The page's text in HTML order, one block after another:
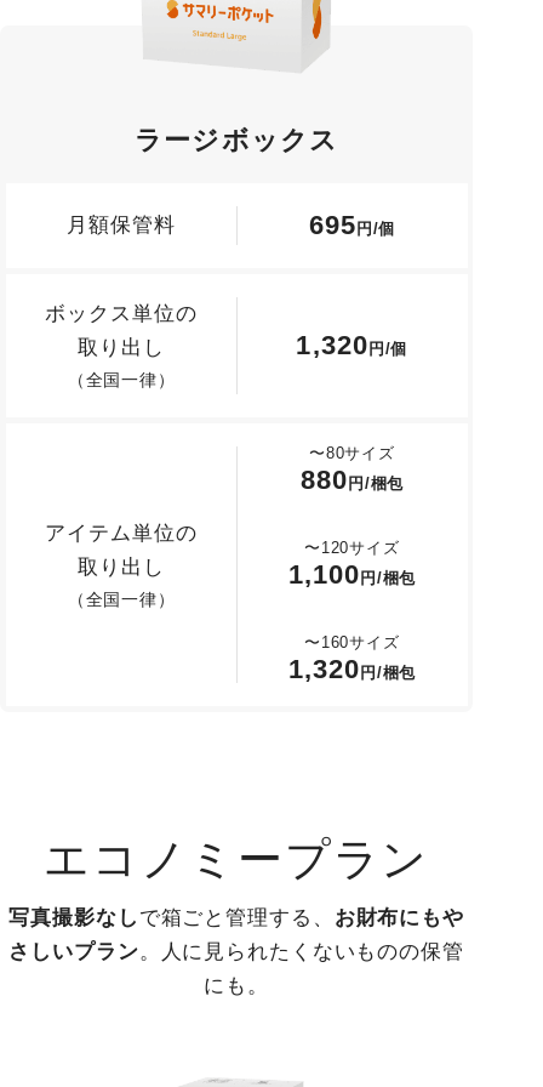
ラージボックス
月額保管料 695 円/個
ボックス単位の
取り出し
（全国一律）
1,320 円/個
アイテム単位の
取り出し
（全国一律）
〜80サイズ
880 円/梱包
〜120サイズ
1,100 円/梱包
〜160サイズ
1,320 円/梱包
エコノミープラン
写真撮影なし で箱ごと管理する、 お財布にもや
さしいプラン。人に見られたくないものの保管
にも。